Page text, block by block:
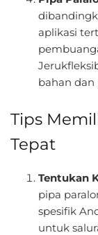
aplikasi
bahan dan
Tips
Tepat
Tentukan
pipa
spesifik
untuk